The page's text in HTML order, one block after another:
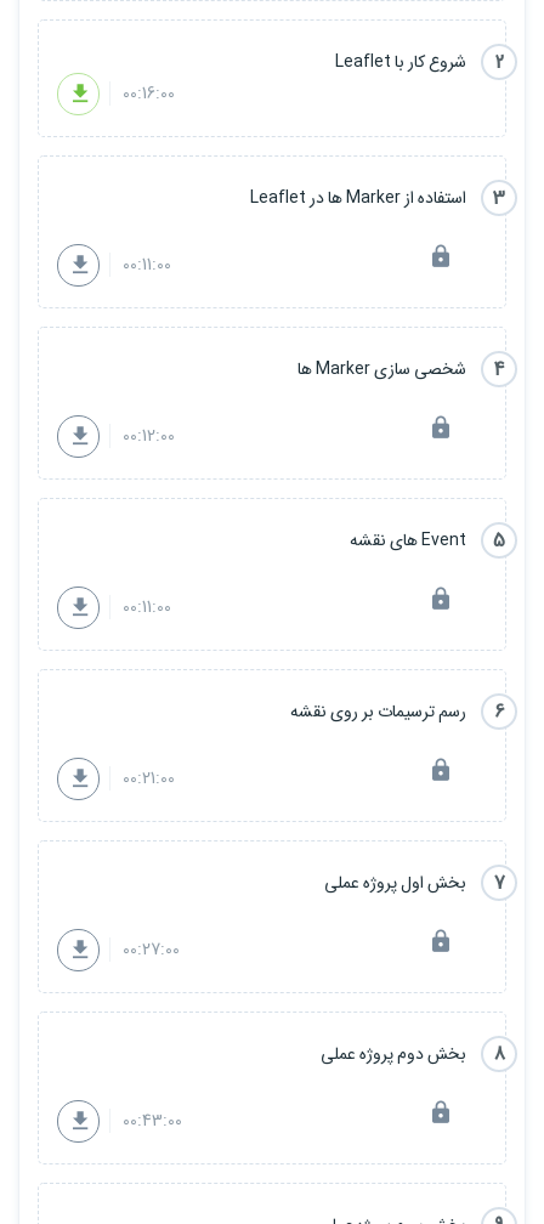
2
شروع کار با Leaflet
00:16:00
3 استفاده از Marker ها در Leaflet
00:11:00
4 شخصی سازی Marker ها
00:12:00
5 Event های نقشه
00:11:00
6 رسم ترسیمات بر روی نقشه
00:21:00
7 بخش اول پروژه عملی
00:27:00
8 بخش دوم پروژه عملی
00:43:00